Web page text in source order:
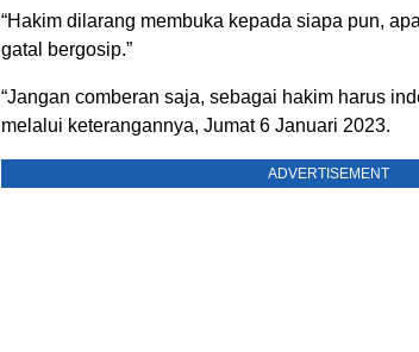
“Hakim dilarang membuka kepada siapa pun,
gatal bergosip.”
“Jangan comberan saja, sebagai hakim harus
melalui keterangannya, Jumat 6 Januari 2023.
ADVERTISEMENT